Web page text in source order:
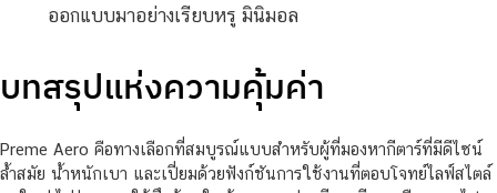
ออกแบบมาอย่างเรียบหรู มินิมอล
บทสรุปแห่งความคุ้มค่า
Preme Aero คือทางเลือกที่สมบูรณ์แบบสำหรับผู้ที่มองหากีตาร์ที่มีดีไซน์
ล้ำสมัย น้ำหนักเบา และเปี่ยมด้วยฟังก์ชันการใช้งานที่ตอบโจทย์ไลฟ์สไตล์